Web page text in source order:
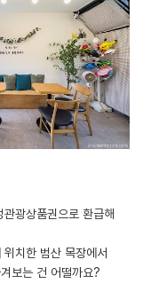
광상품권으로 환급해
치한 범산 목장에서
보는 건 어떨까요?